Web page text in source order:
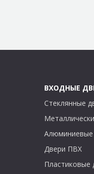
ВХОДНЫЕ
Стеклянные
Алюминиевые
Двери ПВХ
Пластиковые